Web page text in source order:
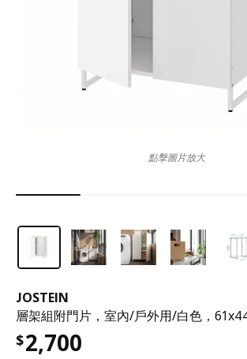
JOSTEIN
層架組附門片，室內/戶外用/白色，
$2,700
點擊圖片放大